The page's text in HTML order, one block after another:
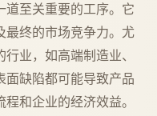
道至关重要的工序。它
最终的市场竞争力。尤
业，如高端制造业、
面缺陷都可能导致产品
和企业的经济效益。